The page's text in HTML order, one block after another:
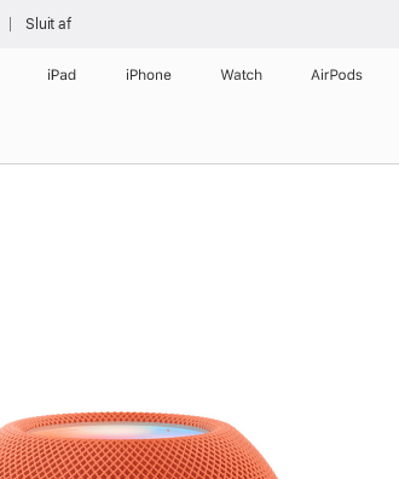
Sluit af
iPad iPhone Watch AirPods